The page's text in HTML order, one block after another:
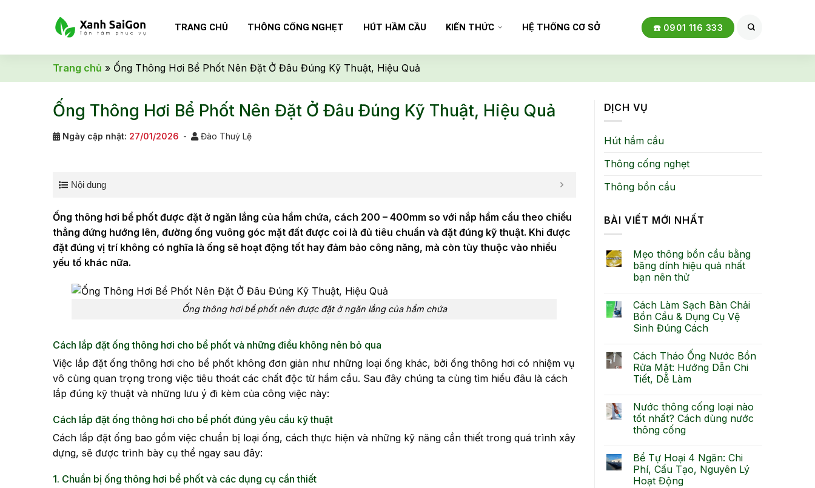
TRANG CHỦ THÔNG CỐNG NGHẸT HÚT HẦM CẦU KIẾN THỨC HỆ THỐNG CƠ SỞ ☎️ 0901 116 333
Trang chủ » Ống Thông Hơi Bể Phốt Nên Đặt Ở Đâu Đúng Kỹ Thuật, Hiệu Quả
Ống Thông Hơi Bể Phốt Nên Đặt Ở Đâu Đúng Kỹ Thuật, Hiệu Quả
Ngày cập nhật: 27/01/2026 - Đào Thuỷ Lệ
Nội dung
Ống thông hơi bể phốt được đặt ở ngăn lắng của hầm chứa, cách 200 – 400mm so với nắp hầm cầu theo chiều
thẳng đứng hướng lên, đường ống vuông góc mặt đất được coi là đủ tiêu chuẩn và đặt đúng kỹ thuật. Khi được
đặt đúng vị trí không có nghĩa là ống sẽ hoạt động tốt hay đảm bảo công năng, mà còn tùy thuộc vào nhiều
yếu tố khác nữa.
Ống thông hơi bể phốt nên được đặt ở ngăn lắng của hầm chứa
Cách lắp đặt ống thông hơi cho bể phốt và những điều không nên bỏ qua
Việc lắp đặt ống thông hơi cho bể phốt không đơn giản như những loại ống khác, bởi ống thông hơi có nhiệm vụ
vô cùng quan trọng trong việc tiêu thoát các chất độc từ hầm cầu. Sau đây chúng ta cùng tìm hiểu đâu là cách
lắp đúng kỹ thuật và những lưu ý đi kèm của công việc này:
Cách lắp đặt ống thông hơi cho bể phốt đúng yêu cầu kỹ thuật
Cách lắp đặt ống bao gồm việc chuẩn bị loại ống, cách thực hiện và những kỹ năng cần thiết trong quá trình xây
dựng, sẽ được trình bày cụ thể ngay sau đây:
1. Chuẩn bị ống thông hơi bể phốt và các dụng cụ cần thiết
DỊCH VỤ
Hút hầm cầu
Thông cống nghẹt
Thông bồn cầu
BÀI VIẾT MỚI NHẤT
Mẹo thông bồn cầu bằng
băng dính hiệu quả nhất
bạn nên thử
Cách Làm Sạch Bàn Chải
Bồn Cầu & Dụng Cụ Vệ
Sinh Đúng Cách
Cách Tháo Ống Nước Bồn
Rửa Mặt: Hướng Dẫn Chi
Tiết, Dễ Làm
Nước thông cống loại nào
tốt nhất? Cách dùng nước
thông cống
Bể Tự Hoại 4 Ngăn: Chi
Phí, Cấu Tạo, Nguyên Lý
Hoạt Động